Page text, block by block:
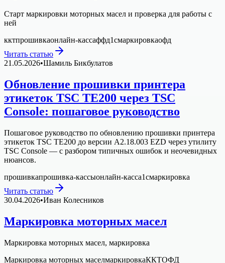
Старт маркировки моторных масел и проверка для работы с
ней
кктпрошивкаонлайн-кассаффд1смаркировкаофд
Читать статью
21.05.2026•Шамиль Бикбулатов
Обновление прошивки принтера
этикеток TSC TE200 через TSC
Console: пошаговое руководство
Пошаговое руководство по обновлению прошивки принтера
этикеток TSC TE200 до версии A2.18.003 EZD через утилиту
TSC Console — с разбором типичных ошибок и неочевидных
нюансов.
прошивкапрошивка-кассыонлайн-касса1смаркировка
Читать статью
30.04.2026•Иван Колесников
Маркировка моторных масел
Маркировка моторных масел, маркировка
Маркировка моторных маселмаркировкаККТОФД